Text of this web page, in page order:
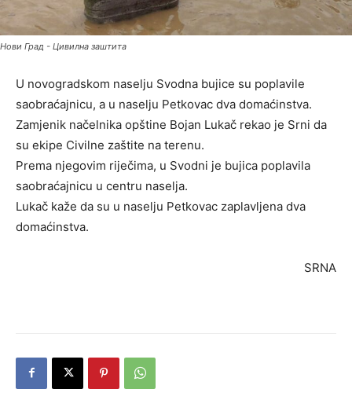
Нови Град - Цивилна заштита
U novogradskom naselju Svodna bujice su poplavile
saobraćajnicu, a u naselju Petkovac dva domaćinstva.
Zamjenik načelnika opštine Bojan Lukač rekao je Srni da
su ekipe Civilne zaštite na terenu.
Prema njegovim riječima, u Svodni je bujica poplavila
saobraćajnicu u centru naselja.
Lukač kaže da su u naselju Petkovac zaplavljena dva
domaćinstva.
SRNA